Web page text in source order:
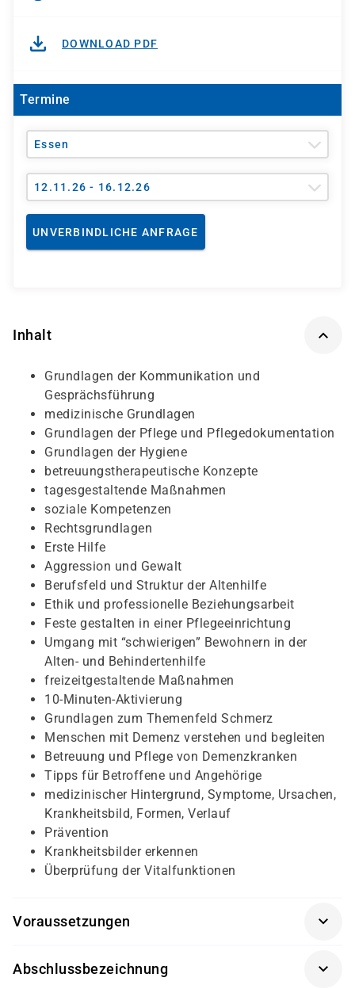
DOWNLOAD PDF
Termine
Essen
12.11.26 - 16.12.26
UNVERBINDLICHE ANFRAGE
Inhalt
Grundlagen der Kommunikation und
Gesprächsführung
medizinische Grundlagen
Grundlagen der Pflege und Pflegedokumentation
Grundlagen der Hygiene
betreuungstherapeutische Konzepte
tagesgestaltende Maßnahmen
soziale Kompetenzen
Rechtsgrundlagen
Erste Hilfe
Aggression und Gewalt
Berufsfeld und Struktur der Altenhilfe
Ethik und professionelle Beziehungsarbeit
Feste gestalten in einer Pflegeeinrichtung
Umgang mit “schwierigen” Bewohnern in der
Alten- und Behindertenhilfe
freizeitgestaltende Maßnahmen
10-Minuten-Aktivierung
Grundlagen zum Themenfeld Schmerz
Menschen mit Demenz verstehen und begleiten
Betreuung und Pflege von Demenzkranken
Tipps für Betroffene und Angehörige
medizinischer Hintergrund, Symptome, Ursachen,
Krankheitsbild, Formen, Verlauf
Prävention
Krankheitsbilder erkennen
Überprüfung der Vitalfunktionen
Voraussetzungen
Migrationshintergrund, polizeiliches Führungszeugnis.
Abschlussbezeichnung